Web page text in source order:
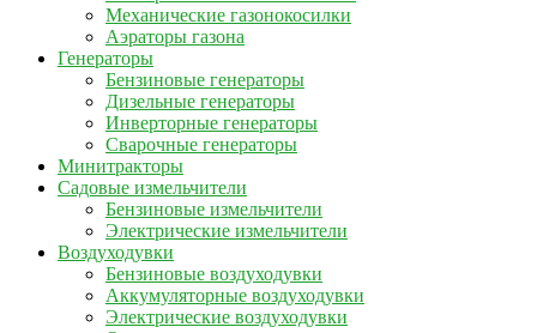
Механические газонокосилки
Аэраторы газона
Генераторы
Бензиновые генераторы
Дизельные генераторы
Инверторные генераторы
Сварочные генераторы
Минитракторы
Садовые измельчители
Бензиновые измельчители
Электрические измельчители
Воздуходувки
Бензиновые воздуходувки
Аккумуляторные воздуходувки
Электрические воздуходувки